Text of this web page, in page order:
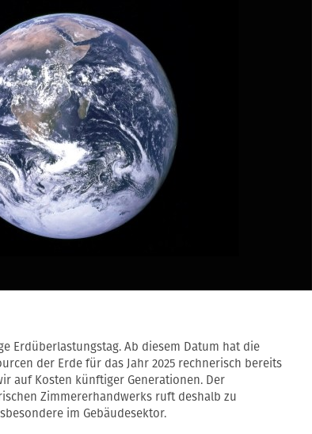
Erdüberlastungstag. Ab diesem Datum hat die
der Erde für das Jahr 2025 rechnerisch bereits
auf Kosten künftiger Generationen. Der
Zimmererhandwerks ruft deshalb zu
im Gebäudesektor.